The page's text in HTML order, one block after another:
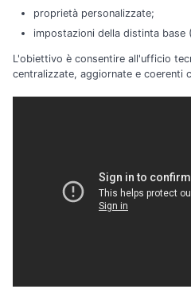
proprietà personalizzate;
impostazioni della distinta base
L'obiettivo è consentire all'ufficio
centralizzate, aggiornate e coerenti